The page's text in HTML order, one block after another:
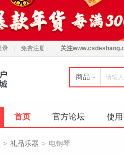
录 免费注册 关注
商品
首页 官方论坛 使
> 礼品乐器 > 电钢琴